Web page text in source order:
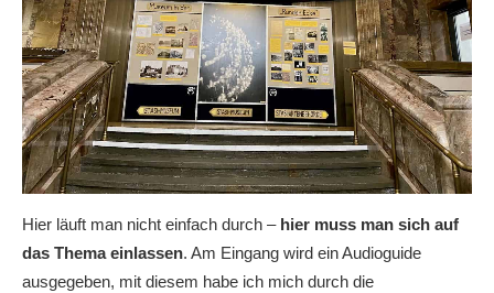
Hier läuft man nicht einfach durch – hier muss man sich auf
das Thema einlassen. Am Eingang wird ein Audioguide
ausgegeben, mit diesem habe ich mich durch die